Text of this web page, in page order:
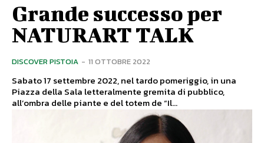
Grande successo per
NATURART TALK
DISCOVER PISTOIA - 11 OTTOBRE 2022
Sabato 17 settembre 2022, nel tardo pomeriggio, in una
Piazza della Sala letteralmente gremita di pubblico,
all’ombra delle piante e del totem de “Il...